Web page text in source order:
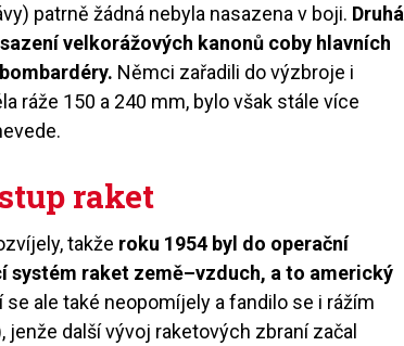
patrně žádná nebyla nasazena v boji. Druhá
velkorážových kanonů coby hlavních
Němci zařadili do výzbroje i
ráže 150 a 240 mm, bylo však stále více
raket
takže roku 1954 byl do operační
systém raket země–vzduch, a to americký
se ale také neopomíjely a fandilo se i rážím
další vývoj raketových zbraní začal